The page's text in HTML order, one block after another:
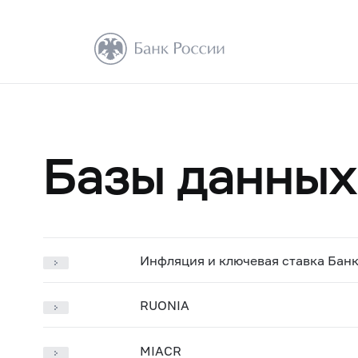
Базы данных
Инфляция и ключевая ставка
RUONIA
MIACR